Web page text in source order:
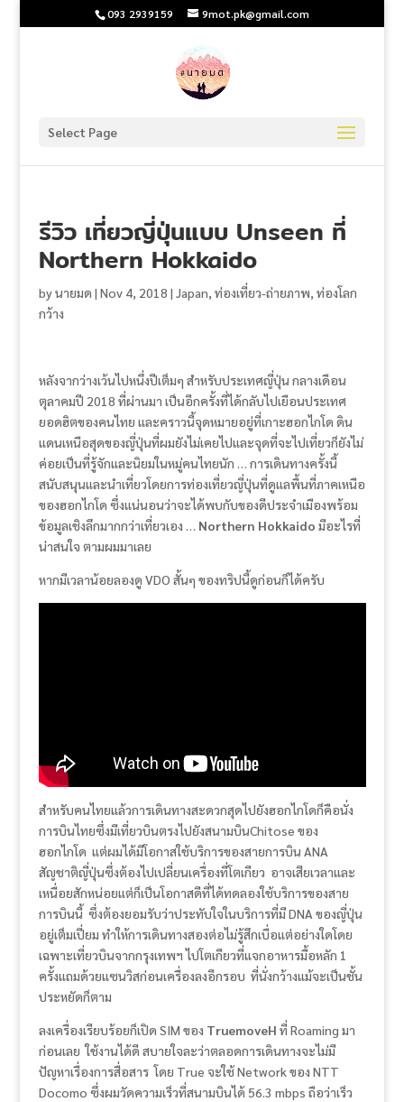
093 2939159 9mot.pk@gmail.com
Select Page
รีวิว เที่ยวญี่ปุ่นแบบ Unseen ที่
Northern Hokkaido
byนายมด | Nov 4, 2018 | Japan, ท่องเที่ยว-ถ่ายภาพ, ท่องโลก
กว้าง
หลังจากว่างเว้นไปหนึ่งปีเต็มๆ สำหรับประเทศญี่ปุ่น กลางเดือน
ตุลาคมปี 2018 ที่ผ่านมา เป็นอีกครั้งที่ได้กลับไปเยือนประเทศ
ยอดฮิตของคนไทย และคราวนี้จุดหมายอยู่ที่เกาะฮอกไกโด ดิน
แดนเหนือสุดของญี่ปุ่นที่ผมยังไม่เคยไปและจุดที่จะไปเที่ยวก็ยังไม่
ค่อยเป็นที่รู้จักและนิยมในหมู่คนไทยนัก … การเดินทางครั้งนี้
สนับสนุนและนำเที่ยวโดยการท่องเที่ยวญี่ปุ่นที่ดูแลพื้นที่ภาคเหนือ
ของฮอกไกโด ซึ่งแน่นอนว่าจะได้พบกับของดีประจำเมืองพร้อม
ข้อมูลเชิงลึกมากกว่าเที่ยวเอง … Northern Hokkaido มีอะไรที่
น่าสนใจ ตามผมมาเลย
หากมีเวลาน้อยลองดู VDO สั้นๆ ของทริปนี้ดูก่อนก็ได้ครับ
สำหรับคนไทยแล้วการเดินทางสะดวกสุดไปยังฮอกไกโดก็คือนั่ง
การบินไทยซึ่งมีเที่ยวบินตรงไปยังสนามบินChitose ของ
ฮอกไกโด แต่ผมได้มีโอกาสใช้บริการของสายการบิน ANA
สัญชาติญี่ปุ่นซึ่งต้องไปเปลี่ยนเครื่องที่โตเกียว อาจเสียเวลาและ
เหนื่อยสักหน่อยแต่ก็เป็นโอกาสดีที่ได้ทดลองใช้บริการของสาย
การบินนี้ ซึ่งต้องยอมรับว่าประทับใจในบริการที่มี DNA ของญี่ปุ่น
อยู่เต็มเปี่ยม ทำให้การเดินทางสองต่อไม่รู้สึกเบื่อแต่อย่างใดโดย
เฉพาะเที่ยวบินจากกรุงเทพฯ ไปโตเกียวที่แจกอาหารมื้อหลัก 1
ครั้งแถมด้วยแซนวิสก่อนเครื่องลงอีกรอบ ที่นั่งกว้างแม้จะเป็นชั้น
ประหยัดก็ตาม
ลงเครื่องเรียบร้อยก็เปิด SIM ของ TruemoveH ที่ Roaming มา
ก่อนเลย ใช้งานได้ดี สบายใจละว่าตลอดการเดินทางจะไม่มี
ปัญหาเรื่องการสื่อสาร โดย True จะใช้ Network ของ NTT
Docomo ซึ่งผมวัดความเร็วที่สนามบินได้ 56.3 mbps ถือว่าเร็ว